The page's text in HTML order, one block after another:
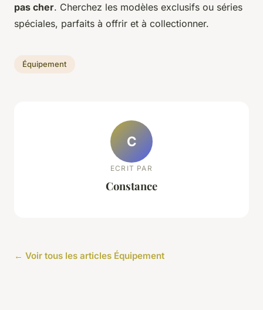
pas cher. Cherchez les modèles exclusifs ou séries
spéciales, parfaits à offrir et à collectionner.
Équipement
C
ECRIT PAR
Constance
← Voir tous les articles Équipement